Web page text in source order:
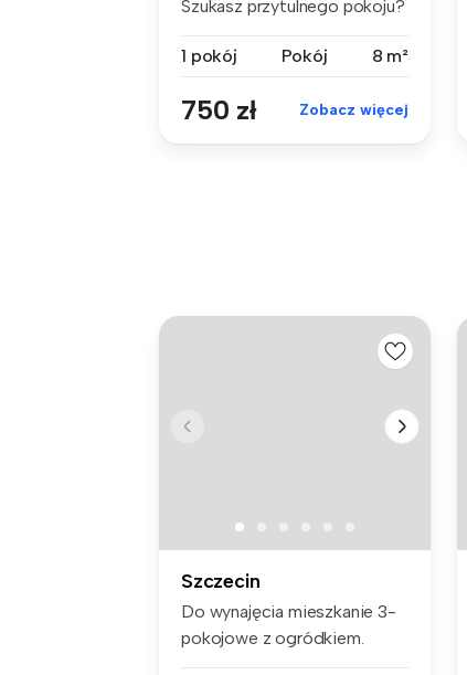
Szukasz przytulnego pokoju?
1 pokój
Pokój 8 m²
750 zł Zobacz więcej
Szczecin
Do wynajęcia mieszkanie 3-
pokojowe z ogródkiem.